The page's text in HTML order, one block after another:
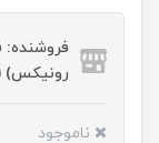
فروشنده:
رونیکس)
ناموجود